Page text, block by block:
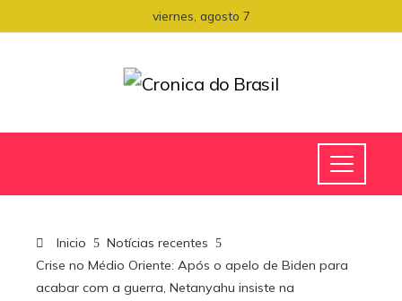
viernes, agosto 7
Inicio
Notícias recentes
Crise no Médio Oriente: Após o apelo de Biden para
acabar com a guerra, Netanyahu insiste na